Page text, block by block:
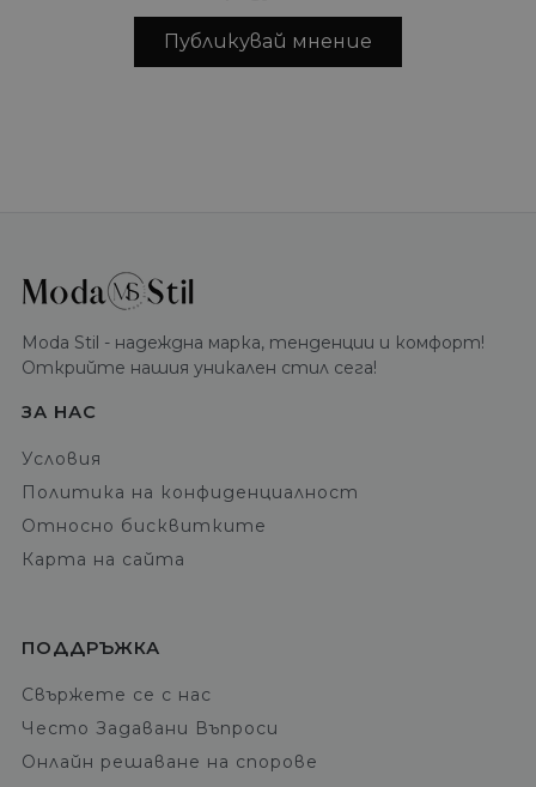
Публикувай мнение
Moda Stil - надеждна марка, тенденции и комфорт!
Открийте нашия уникален стил сега!
ЗА НАС
Условия
Политика на конфиденциалност
Относно бисквитките
Карта на сайта
ПОДДРЪЖКА
Свържете се с нас
Често Задавани Въпроси
Онлайн решаване на спорове